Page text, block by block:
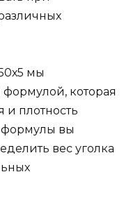
мы
формулой, которая
и плотность
формулы вы
вес уголка